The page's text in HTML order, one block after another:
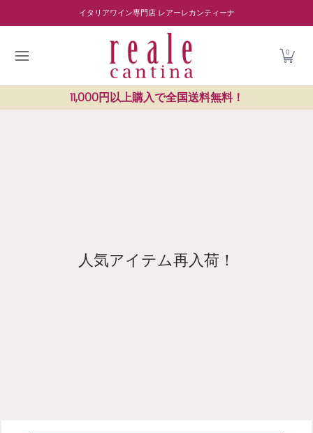
Skip to Main Content ワイナリー紹介 読み物 レストラン紹介
イタリアワイン専門店 レアーレカンティーナ
0
11,000円以上購入で全国送料無料！
人気アイテム再入荷！